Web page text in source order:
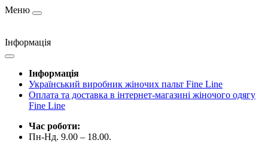
Меню
Інформація
Інформація
Український виробник жіночих пальт Fine Line
Оплата та доставка в інтернет-магазині жіночого одягу
Fine Line
Час роботи:
Пн-Нд. 9.00 – 18.00.